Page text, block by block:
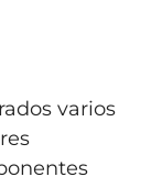
varios